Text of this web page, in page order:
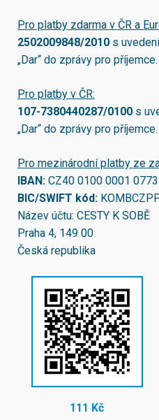
Pro platby zdarma v ČR a
2502009848/2010 s
„Dar“ do zprávy pro příjemce.
Pro platby v ČR:
107-7380440287/0100 s
„Dar“ do zprávy pro příjemce.
Pro mezinárodní platby ze
IBAN: CZ40 0100 0001
BIC/SWIFT kód:
Název účtu: CESTY K SOBĚ
Praha 4, 149 00
Česká republika
111 Kč